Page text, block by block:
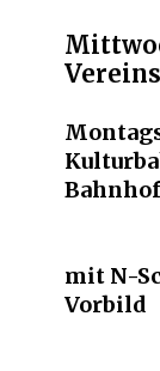
u.a.
mit N-